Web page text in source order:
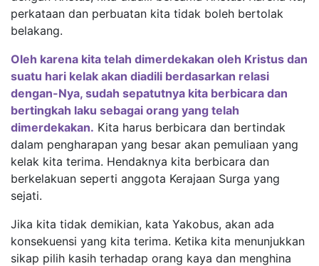
perkataan dan perbuatan kita tidak boleh bertolak
belakang.
Oleh karena kita telah dimerdekakan oleh Kristus dan
suatu hari kelak akan diadili berdasarkan relasi
dengan-Nya, sudah sepatutnya kita berbicara dan
bertingkah laku sebagai orang yang telah
dimerdekakan. Kita harus berbicara dan bertindak
dalam pengharapan yang besar akan pemuliaan yang
kelak kita terima. Hendaknya kita berbicara dan
berkelakuan seperti anggota Kerajaan Surga yang
sejati.
Jika kita tidak demikian, kata Yakobus, akan ada
konsekuensi yang kita terima. Ketika kita menunjukkan
sikap pilih kasih terhadap orang kaya dan menghina